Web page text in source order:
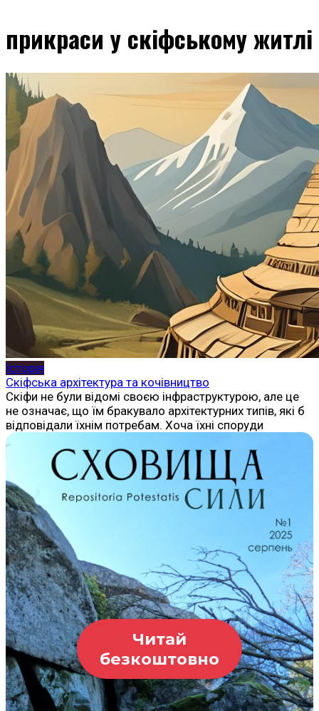
прикраси у скіфському житлі
Історія
Скіфська архітектура та кочівництво
Скіфи не були відомі своєю інфраструктурою, але це
не означає, що їм бракувало архітектурних типів, які б
відповідали їхнім потребам. Хоча їхні споруди
Читай
безкоштовно